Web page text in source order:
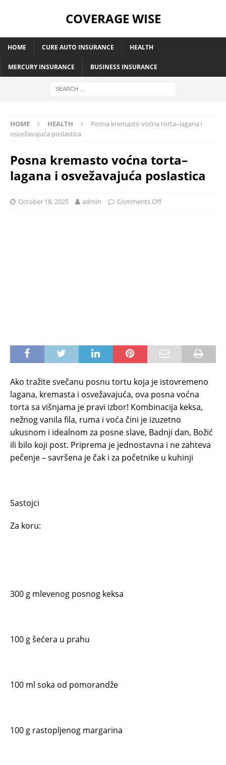
COVERAGE WISE
HOME CURE AUTO INSURANCE HEALTH
MERCURY INSURANCE BUSINESS INSURANCE
HOME HEALTH
Posna kremasto voćna torta–lagana i
osvežavajuća poslastica
Posna kremasto voćna torta–
lagana i osvežavajuća poslastica
October 18, 2025 admin Comments Off
Ako tražite svečanu posnu tortu koja je istovremeno
lagana, kremasta i osvežavajuća, ova posna voćna
torta sa višnjama je pravi izbor! Kombinacija keksa,
nežnog vanila fila, ruma i voća čini je izuzetno
ukusnom i idealnom za posne slave, Badnji dan, Božić
ili bilo koji post. Priprema je jednostavna i ne zahteva
pečenje – savršena je čak i za početnike u kuhinji
Sastojci
Za koru:
300 g mlevenog posnog keksa
100 g šećera u prahu
100 ml soka od pomorandže
100 g rastopljenog margarina